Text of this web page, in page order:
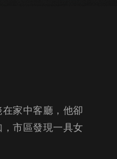
家中客廳，他卻
市區發現一具女